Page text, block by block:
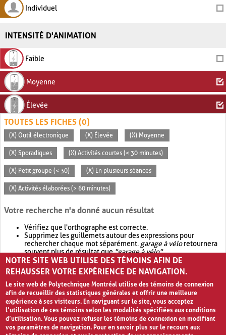
Individuel
INTENSITÉ D'ANIMATION
Faible
Moyenne
Élevée
TOUTES LES FICHES (0)
(X) Outil électronique (X) Élevée (X) Moyenne
(X) Sporadiques (X) Activités courtes (< 30 minutes)
(X) Petit groupe (< 30) (X) En plusieurs séances
(X) Activités élaborées (> 60 minutes)
Votre recherche n'a donné aucun résultat
Vérifiez que l'orthographe est correcte.
Supprimez les guillemets autour des expressions pour
rechercher chaque mot séparément. garage à véloretournera
souvent plus de résultat que"garage à vélo".
Envisagez d'élargir votre recherche avec OR.garage OR vélo
retournera souvent plus de résultat quegarage à vélo
NOTRE SITE WEB UTILISE DES TÉMOINS AFIN DE
REHAUSSER VOTRE EXPÉRIENCE DE NAVIGATION.
Le site web de Polytechnique Montréal utilise des témoins de connexion
afin de recueillir des statistiques générales et offrir une meilleure
expérience à ses visiteurs. En naviguant sur le site, vous acceptez
l’utilisation de ces témoins selon les modalités spécifiées aux conditions
d’utilisation. Vous pouvez refuser les témoins de connexion en modifiant
vos paramètres de navigation. Pour en savoir plus sur le recours aux